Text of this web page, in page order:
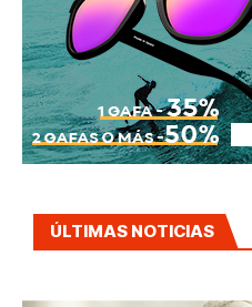
ÚLTIMAS NOTICIAS